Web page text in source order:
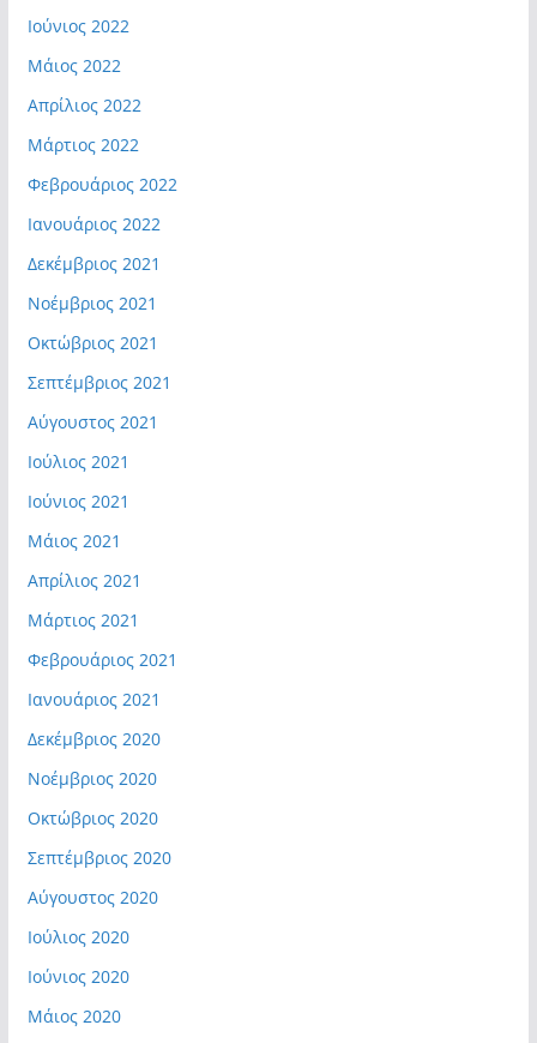
Ιούνιος 2022
Μάιος 2022
Απρίλιος 2022
Μάρτιος 2022
Φεβρουάριος 2022
Ιανουάριος 2022
Δεκέμβριος 2021
Νοέμβριος 2021
Οκτώβριος 2021
Σεπτέμβριος 2021
Αύγουστος 2021
Ιούλιος 2021
Ιούνιος 2021
Μάιος 2021
Απρίλιος 2021
Μάρτιος 2021
Φεβρουάριος 2021
Ιανουάριος 2021
Δεκέμβριος 2020
Νοέμβριος 2020
Οκτώβριος 2020
Σεπτέμβριος 2020
Αύγουστος 2020
Ιούλιος 2020
Ιούνιος 2020
Μάιος 2020